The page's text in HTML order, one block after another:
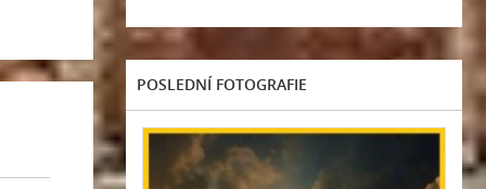
POSLEDNÍ FOTOGRAFIE